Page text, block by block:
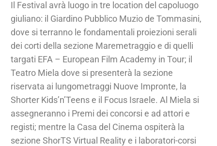
Il Festival avrà luogo in tre location del capoluogo
giuliano: il Giardino Pubblico Muzio de Tommasini,
dove si terranno le fondamentali proiezioni serali
dei corti della sezione Maremetraggio e di quelli
targati EFA – European Film Academy in Tour; il
Teatro Miela dove si presenterà la sezione
riservata ai lungometraggi Nuove Impronte, la
Shorter Kids’n’Teens e il Focus Israele. Al Miela si
assegneranno i Premi dei concorsi e ad attori e
registi; mentre la Casa del Cinema ospiterà la
sezione ShorTS Virtual Reality e i laboratori-corsi